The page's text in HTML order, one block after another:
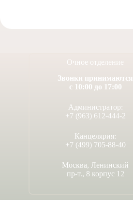
Очное отделение
Звонки принимаются
с 10:00 до 17:00
Администратор:
+7 (963) 612-444-2
Канцелярия:
+7 (499) 705-88-40
Москва, Ленинский
пр-т., 8 корпус 12